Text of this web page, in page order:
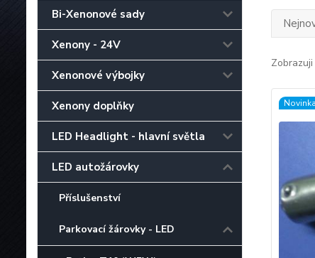
Bi-Xenonové sady
Xenony - 24V
Xenonové výbojky
Xenony doplňky
LED Headlight - hlavní světla
LED autožárovky
Příslušenství
Parkovací žárovky - LED
Novinka